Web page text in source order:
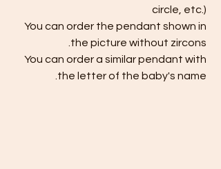
circle, etc.)
You can order the pendant shown in
the picture without zircons.
You can order a similar pendant with
the letter of the baby's name.